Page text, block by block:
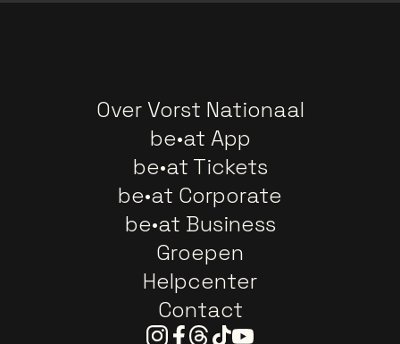
Over Vorst Nationaal
be•at App
be•at Tickets
be•at Corporate
be•at Business
Groepen
Helpcenter
Contact
Instagram
Facebook
Threads
TiktokYoutube